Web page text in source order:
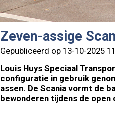
Zeven-assige
Gepubliceerd op 13-10-2025
Louis Huys Speciaal
configuratie in gebruik
assen. De Scania vormt de
bewonderen tijdens de